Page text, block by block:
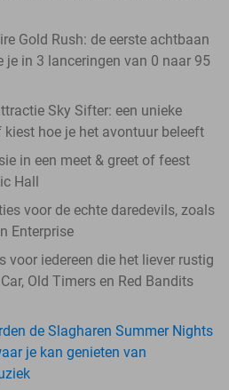
Gold Rush: de eerste achtbaan
je in 3 lanceringen van 0 naar 95
Sky Sifter: een unieke
hoe je het avontuur beleeft
in een meet & greet of feest
Hall
voor de echte daredevils, zoals
Enterprise
voor iedereen die het liever rustig
Old Timers en Red Bandits
de Slagharen Summer Nights
je kan genieten van